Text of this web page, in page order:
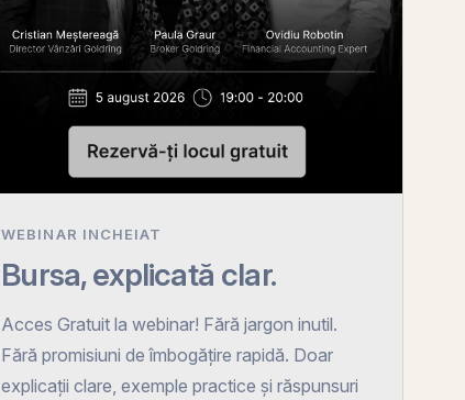
WEBINAR INCHEIAT
Bursa, explicată clar.
Acces Gratuit la webinar! Fără jargon inutil.
Fără promisiuni de îmbogățire rapidă. Doar
explicații clare, exemple practice și răspunsuri